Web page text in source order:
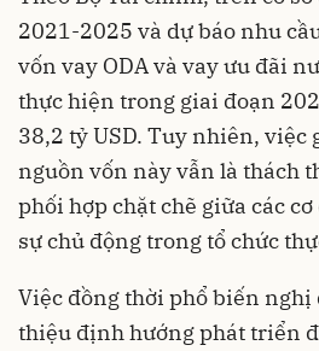
2021-2025 và dự báo nhu
vốn vay ODA và vay ưu đãi
thực hiện trong giai đoạn
38,2 tỷ USD. Tuy nhiên, việc
nguồn vốn này vẫn là thách
phối hợp chặt chẽ giữa các
sự chủ động trong tổ chức
Việc đồng thời phổ biến
thiệu định hướng phát triển